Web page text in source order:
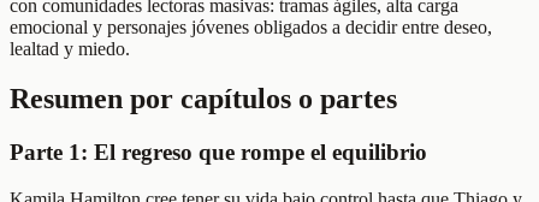
con comunidades lectoras masivas: tramas ágiles, alta carga
emocional y personajes jóvenes obligados a decidir entre deseo,
lealtad y miedo.
Resumen por capítulos o partes
Parte 1: El regreso que rompe el equilibrio